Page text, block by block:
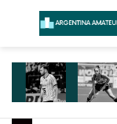
Menú